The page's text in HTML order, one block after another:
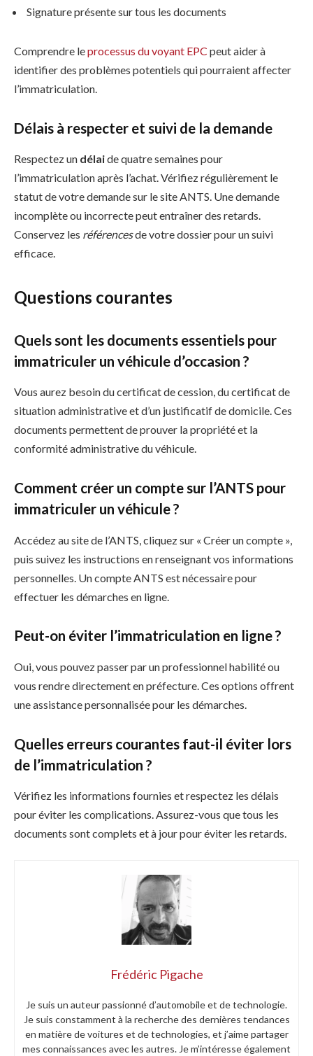
Signature présente sur tous les documents
Comprendre leprocessus du voyant EPC peut aider à
identifier des problèmes potentiels qui pourraient affecter
l’immatriculation.
Délais à respecter et suivi de la demande
Respectez un délaide quatre semaines pour
l’immatriculation après l’achat. Vérifiez régulièrement le
statut de votre demande sur le site ANTS. Une demande
incomplète ou incorrecte peut entraîner des retards.
Conservez les référencesde votre dossier pour un suivi
efficace.
Questions courantes
Quels sont les documents essentiels pour
immatriculer un véhicule d’occasion ?
Vous aurez besoin du certificat de cession, du certificat de
situation administrative et d’un justificatif de domicile. Ces
documents permettent de prouver la propriété et la
conformité administrative du véhicule.
Comment créer un compte sur l’ANTS pour
immatriculer un véhicule ?
Accédez au site de l’ANTS, cliquez sur « Créer un compte »,
puis suivez les instructions en renseignant vos informations
personnelles. Un compte ANTS est nécessaire pour
effectuer les démarches en ligne.
Peut-on éviter l’immatriculation en ligne ?
Oui, vous pouvez passer par un professionnel habilité ou
vous rendre directement en préfecture. Ces options offrent
une assistance personnalisée pour les démarches.
Quelles erreurs courantes faut-il éviter lors
de l’immatriculation ?
Vérifiez les informations fournies et respectez les délais
pour éviter les complications. Assurez-vous que tous les
documents sont complets et à jour pour éviter les retards.
Frédéric Pigache
Je suis un auteur passionné d’automobile et de technologie.
Je suis constamment à la recherche des dernières tendances
en matière de voitures et de technologies, et j’aime partager
mes connaissances avec les autres. Je m’intéresse également